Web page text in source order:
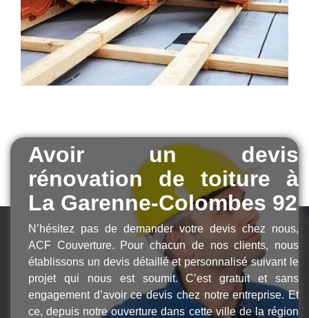
Avoir un devis
rénovation de toiture à
La Garenne-Colombes 92
N’hésitez pas de demander votre devis chez nous,
ACF Couverture. Pour chacun de nos clients, nous
établissons un devis détaillé et personnalisé suivant le
projet qui nous est soumit. C’est gratuit et sans
engagement d’avoir ce devis chez notre entreprise. Et
ce, depuis notre ouverture dans cette ville de la région